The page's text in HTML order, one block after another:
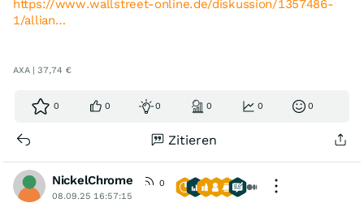
https://www.wallstreet-online.de/diskussion/1357486-
1/allian…
AXA | 37,74 €
0 0 0 0 0 0
Zitieren
NickelChrome
0
08.09.25 16:57:15